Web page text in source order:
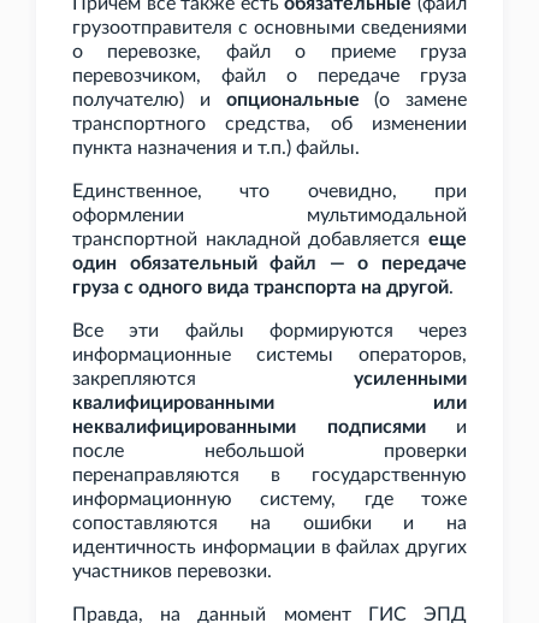
грузоотправителя с основными сведениями
о перевозке, файл о приеме груза
перевозчиком, файл о передаче груза
получателю) и опциональные (о замене
транспортного средства, об изменении
пункта назначения и т.п.) файлы.
Единственное, что очевидно, при
оформлении мультимодальной
транспортной накладной добавляется еще
один обязательный файл — о передаче
груза с одного вида транспорта на другой.
Все эти файлы формируются через
информационные системы операторов,
закрепляются усиленными
квалифицированными или
неквалифицированными подписямии
после небольшой проверки
перенаправляются в государственную
информационную систему, где тоже
сопоставляются на ошибки и на
идентичность информации в файлах других
участников перевозки.
Правда, на данный момент ГИС
ЭПД